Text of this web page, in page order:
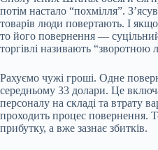
потім настало “похмілля”.
товарів люди повертають. І
то його повернення —
торгівлі називають “зворотною
Рахуємо чужі гроші. Одне
середньому 33 долари. Це
персоналу на складі та втрату
проходить процес повернення.
прибутку, а вже зазнає збитків.